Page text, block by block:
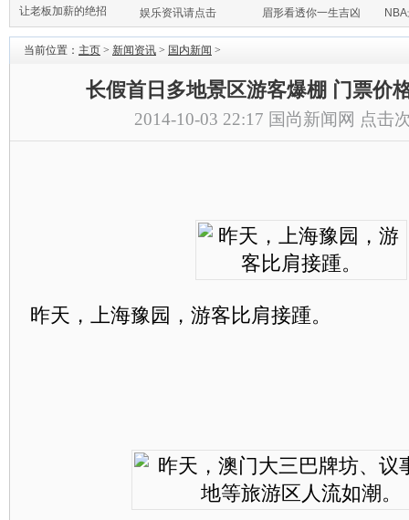
让老板加薪的绝招
娱乐资讯请点击 眉形看透你一生吉凶
当前位置： 主页 > 新闻资讯 > 国内新闻 >
长假首日多地景区游客爆棚 门票价
2014-10-03 22:17 国尚新闻网 点击
昨天，上海豫园，游客比肩接踵。